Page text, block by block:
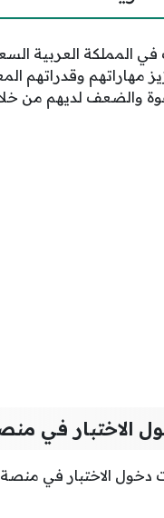
المملكة العربية
مهاراتهم
والضعف لديهم من
الاختبار في
دخول الاختبار في